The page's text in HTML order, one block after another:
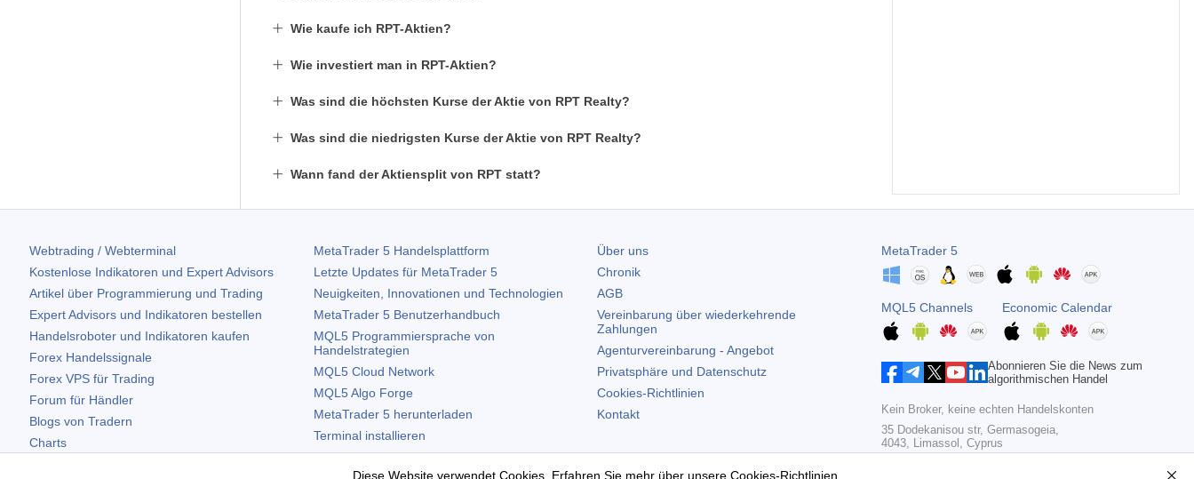
Wie kaufe ich RPT-Aktien?
Wie investiert man in RPT-Aktien?
Was sind die höchsten Kurse der Aktie von RPT Realty?
Was sind die niedrigsten Kurse der Aktie von RPT Realty?
Wann fand der Aktiensplit von RPT statt?
Webtrading / Webterminal
Kostenlose Indikatoren und Expert Advisors
Artikel über Programmierung und Trading
Expert Advisors und Indikatoren bestellen
Handelsroboter und Indikatoren kaufen
Forex Handelssignale
Forex VPS für Trading
Forum für Händler
Blogs von Tradern
Charts
MetaTrader 5Handelsplattform
Letzte Updates für MetaTrader 5
Neuigkeiten, Innovationen und Technologien
MetaTrader 5Benutzerhandbuch
MQL5 Programmiersprache von
Handelstrategien
MQL5 Cloud Network
MQL5 Algo Forge
MetaTrader 5herunterladen
Terminal installieren
Terminal deinstallieren
Über uns
Chronik
AGB
Vereinbarung über wiederkehrende
Zahlungen
Agenturvereinbarung - Angebot
Privatsphäre und Datenschutz
Cookies-Richtlinien
Kontakt
MetaTrader 5
MQL5 Channels Economic Calendar
Abonnieren Sie die News zum
algorithmischen Handel
Kein Broker, keine echten Handelskonten
35 Dodekanisou str, Germasogeia,
4043, Limassol, Cyprus
Diese Website verwendet Cookies. Erfahren Sie mehr über unsere Cookies-Richtlinien